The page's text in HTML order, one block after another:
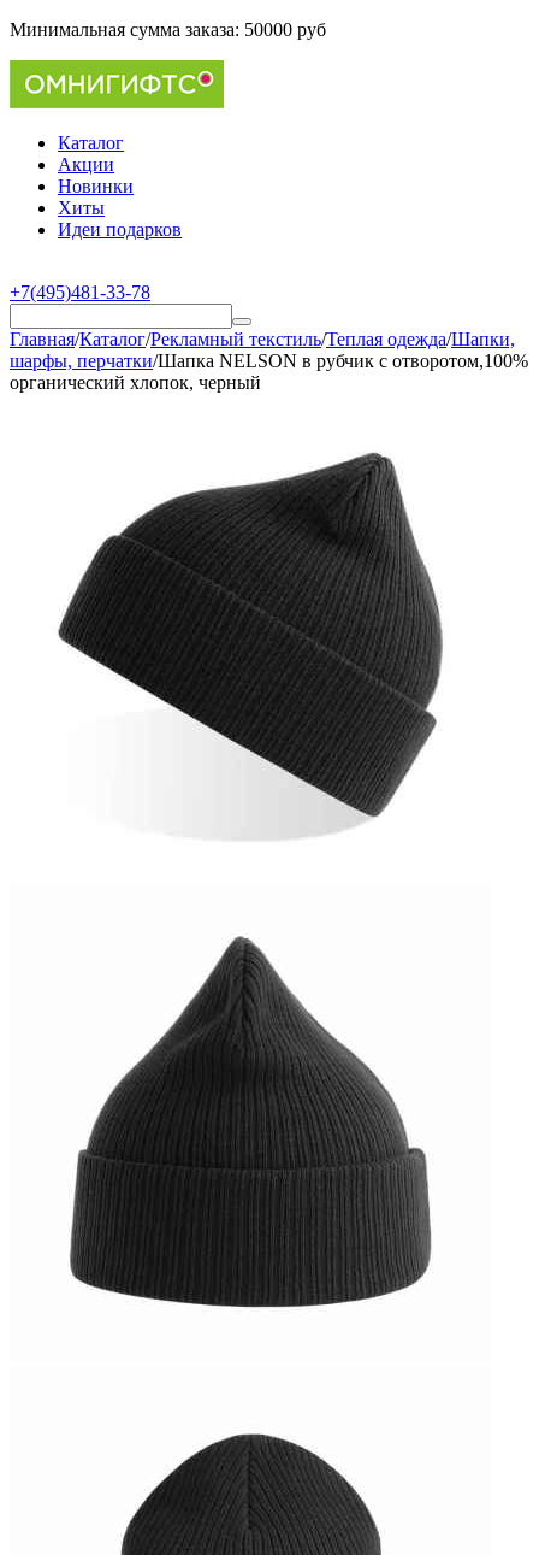
Минимальная сумма заказа: 50000 руб
Каталог
Акции
Новинки
Хиты
Идеи подарков
+7(495)481-33-78
Главная/Каталог/Рекламный текстиль/Теплая одежда/Шапки,
шарфы, перчатки/Шапка NELSON в рубчик с отворотом,100%
органический хлопок, черный